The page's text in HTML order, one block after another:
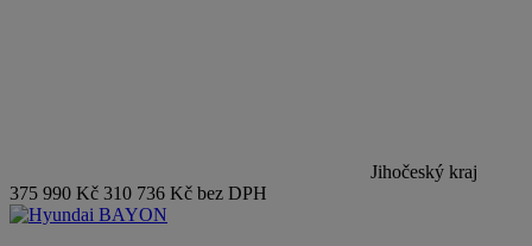
Jihočeský kraj
375 990 Kč 310 736 Kč bez DPH